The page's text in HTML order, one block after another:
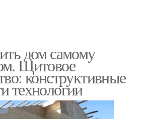
дом самому
Щитовое
конструктивные
технологии